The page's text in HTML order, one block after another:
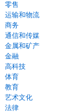
零售
运输和物流
商务
通信和传媒
金属和矿产
金融
高科技
体育
教育
艺术文化
法律